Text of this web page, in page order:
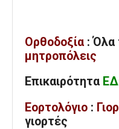
Ορθοδοξία : Όλα
μητροπόλεις
Επικαιρότητα
Εορτολόγιο :
γιορτές